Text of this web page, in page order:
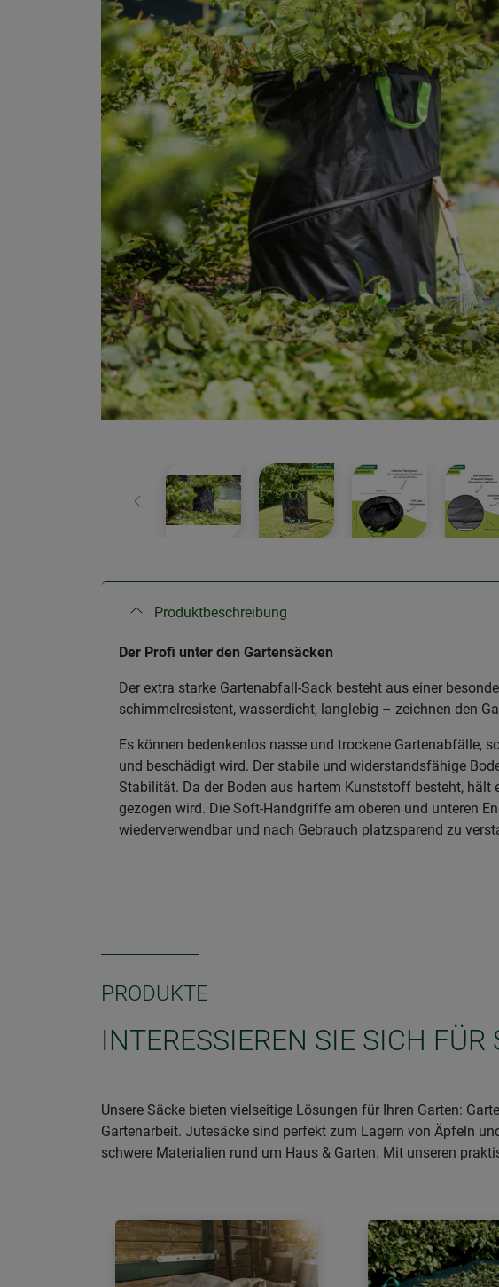
Zurück
Produktbeschreibung
Der Profi unter den Gartensäcken
Der extra starke Gartenabfall-Sack besteht aus einer
schimmelresistent, wasserdicht, langlebig – zeichnen den
Es können bedenkenlos nasse und trockene Gartenabfälle,
und beschädigt wird. Der stabile und widerstandsfähige
Stabilität. Da der Boden aus hartem Kunststoff besteht, hält
gezogen wird. Die Soft-Handgriffe am oberen und unteren
wiederverwendbar und nach Gebrauch platzsparend zu
PRODUKTE
INTERESSIEREN SIE SICH FÜR
Unsere Säcke bieten vielseitige Lösungen für Ihren Garten:
Gartenarbeit. Jutesäcke sind perfekt zum Lagern von Äpfeln
schwere Materialien rund um Haus & Garten. Mit unseren